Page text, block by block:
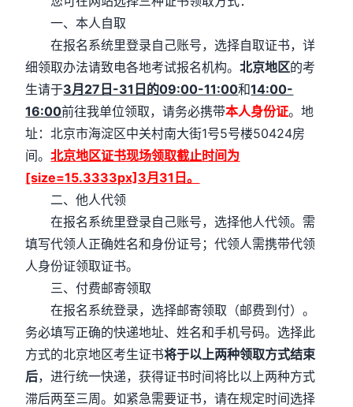
一、本人自取
在报名系统里登录自己账号，选择自取证书，详
细领取办法请致电各地考试报名机构。北京地区的考
生请于3月27日-31日的09:00-11:00和14:00-
16:00前往我单位领取，请务必携带本人身份证。地
址：北京市海淀区中关村南大街1号5号楼50424房
间。北京地区证书现场领取截止时间为
[size=15.3333px]3月31日。
二、他人代领
在报名系统里登录自己账号，选择他人代领。需
填写代领人正确姓名和身份证号；代领人需携带代领
人身份证领取证书。
三、付费邮寄领取
在报名系统登录，选择邮寄领取（邮费到付）。
务必填写正确的快递地址、姓名和手机号码。选择此
方式的北京地区考生证书将于以上两种领取方式结束
后，进行统一快递，获得证书时间将比以上两种方式
滞后两至三周。如紧急需要证书，请在规定时间选择